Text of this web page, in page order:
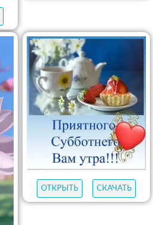
ОТКРЫТЬ СКАЧАТЬ